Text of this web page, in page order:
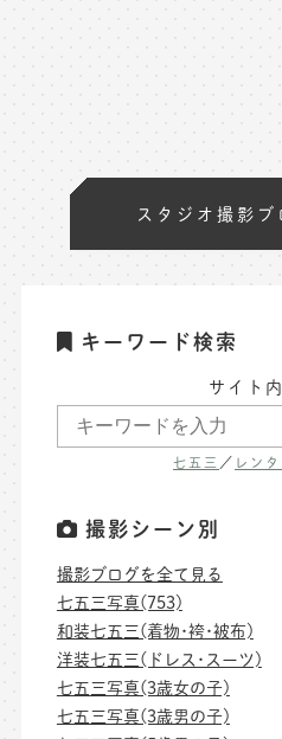
スタジオ撮影ブ
キーワード検索
サイト
七五三 ／ レン
撮影シーン別
撮影ブログを全て見る
七五三写真(753)
和装七五三(着物･袴･被布)
洋装七五三(ドレス･スーツ)
七五三写真(3歳女の子)
七五三写真(3歳男の子)